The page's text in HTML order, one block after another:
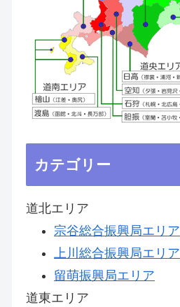
カテゴリー
道北エリア
宗谷総合振興局エリア
上川総合振興局エリア
留萌振興局エリア
道東エリア